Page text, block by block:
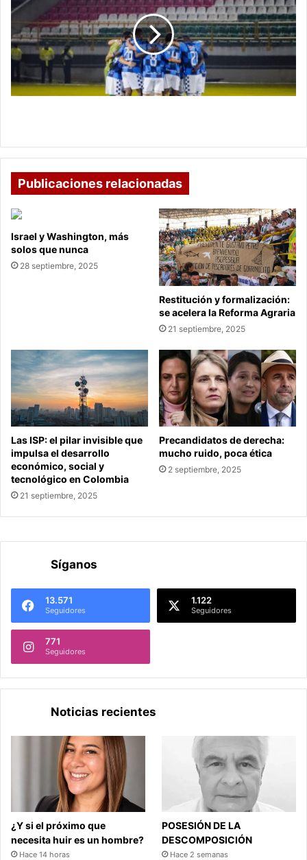
supera
La
Equidad
pelea
por
Publicaciones relacionadas
Israel y Washington, más
solos que nunca
28 septiembre, 2025
Restitución y formalización:
se acelera la Reforma Agraria
21 septiembre, 2025
Las ISP: el pilar invisible que
impulsa el desarrollo
económico, social y
tecnológico en Colombia
21 septiembre, 2025
Precandidatos de derecha:
mucho ruido, poca ética
2 septiembre, 2025
Síganos
13.571
Seguidores
1.122
Seguidores
771
Seguidores
Noticias recientes
¿Y si el próximo que
necesita huir es un hombre?
Hace 14 horas
POSESIÓN DE LA
DESCOMPOSICIÓN
Hace 2 semanas